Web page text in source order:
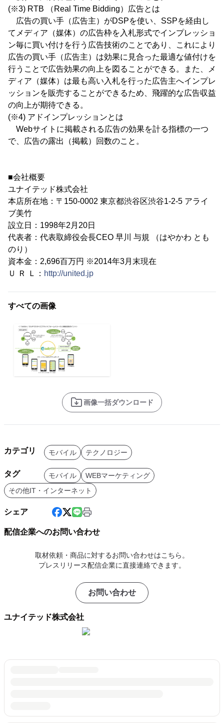
(※3) RTB （Real Time Bidding）広告とは
広告の買い手（広告主）がDSPを使い、SSPを経由し
てメディア（媒体）の広告枠を入札形式でインプレッショ
ン毎に買い付けを行う広告技術のことであり、これにより
広告の買い手（広告主）は効果に見合った最適な値付けを
行うことで広告効果の向上を図ることができる。また、メ
ディア（媒体）は最も高い入札を行った広告主へインプレ
ッションを販売することができるため、飛躍的な広告収益
の向上が期待できる。
(※4) アドインプレッションとは
Webサイトに掲載される広告の効果を計る指標の一つ
で、広告の露出（掲載）回数のこと。
■会社概要
ユナイテッド株式会社
本店所在地：〒150-0002 東京都渋谷区渋谷1-2-5 アライ
ブ美竹
設立日：1998年2月20日
代表者：代表取締役会長CEO 早川 与規 （はやかわ とも
のり）
資本金：2,696百万円 ※2014年3月末現在
Ｕ Ｒ Ｌ： http://united.jp
すべての画像
画像一括ダウンロード
カテゴリ モバイル テクノロジー
タグ モバイル
WEBマーケティング
その他IT・インターネット
シェア
配信企業へのお問い合わせ
取材依頼・商品に対するお問い合わせはこちら。
プレスリリース配信企業に直接連絡できます。
お問い合わせ
ユナイテッド株式会社